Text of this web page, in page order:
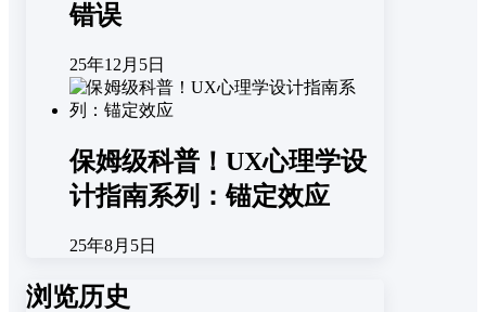
错误
25年12月5日
保姆级科普！UX心理学设
计指南系列：锚定效应
25年8月5日
浏览历史